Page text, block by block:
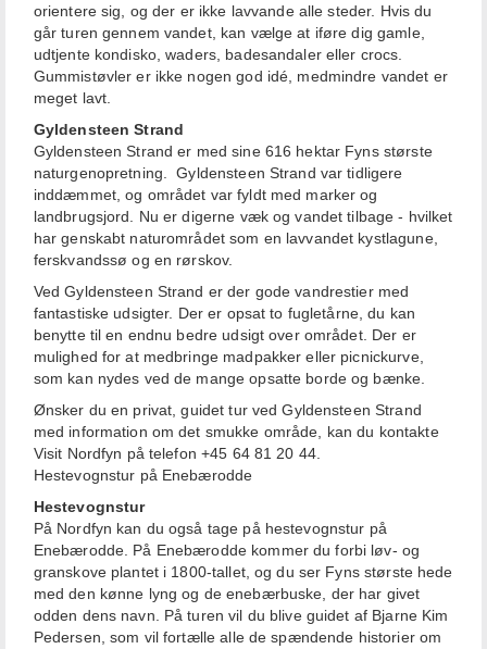
orientere sig, og der er ikke lavvande alle steder. Hvis du
går turen gennem vandet, kan vælge at iføre dig gamle,
udtjente kondisko, waders, badesandaler eller crocs.
Gummistøvler er ikke nogen god idé, medmindre vandet er
meget lavt.
Gyldensteen Strand
Gyldensteen Strand er med sine 616 hektar Fyns største
naturgenopretning. Gyldensteen Strand var tidligere
inddæmmet, og området var fyldt med marker og
landbrugsjord. Nu er digerne væk og vandet tilbage - hvilket
har genskabt naturområdet som en lavvandet kystlagune,
ferskvandssø og en rørskov.
Ved Gyldensteen Strand er der gode vandrestier med
fantastiske udsigter. Der er opsat to fugletårne, du kan
benytte til en endnu bedre udsigt over området. Der er
mulighed for at medbringe madpakker eller picnickurve,
som kan nydes ved de mange opsatte borde og bænke.
Ønsker du en privat, guidet tur ved Gyldensteen Strand
med information om det smukke område, kan du kontakte
Visit Nordfyn på telefon +45 64 81 20 44.
Hestevognstur på Enebærodde
Hestevognstur
På Nordfyn kan du også tage på hestevognstur på
Enebærodde. På Enebærodde kommer du forbi løv- og
granskove plantet i 1800-tallet, og du ser Fyns største hede
med den kønne lyng og de enebærbuske, der har givet
odden dens navn. På turen vil du blive guidet af Bjarne Kim
Pedersen, som vil fortælle alle de spændende historier om